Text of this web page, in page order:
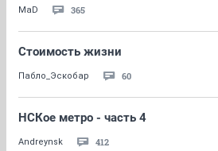
MaD 365
Стоимость жизни
Пабло_Эскобар 60
НСКое метро - часть 4
Andreynsk 412